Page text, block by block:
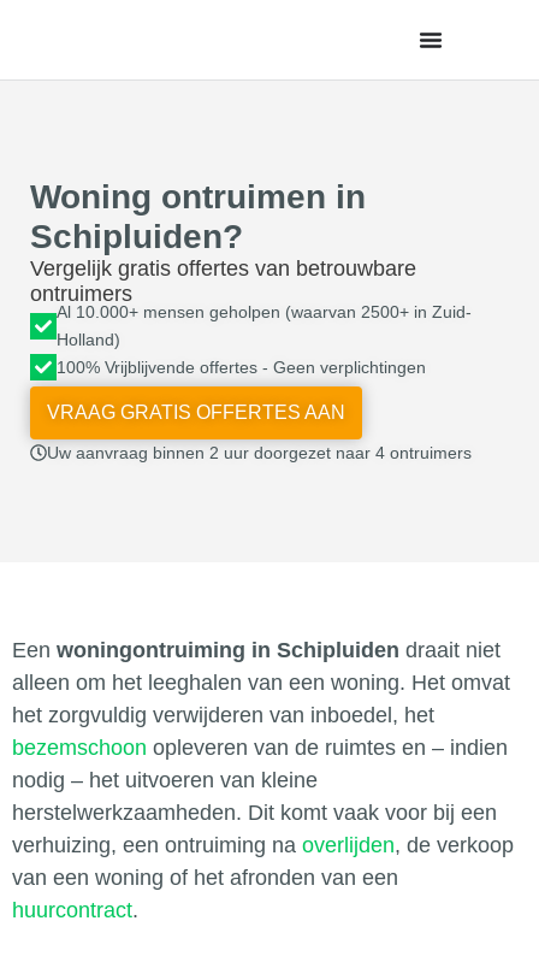
Woning ontruimen in
Schipluiden?
Vergelijk gratis offertes van betrouwbare
ontruimers
Al 10.000+ mensen geholpen (waarvan 2500+ in Zuid-
Holland)
100% Vrijblijvende offertes - Geen verplichtingen
VRAAG GRATIS OFFERTES AAN
Uw aanvraag binnen 2 uur doorgezet naar 4 ontruimers
Een woningontruiming in Schipluiden draait niet
alleen om het leeghalen van een woning. Het omvat
het zorgvuldig verwijderen van inboedel, het
bezemschoon opleveren van de ruimtes en – indien
nodig – het uitvoeren van kleine
herstelwerkzaamheden. Dit komt vaak voor bij een
verhuizing, een ontruiming na overlijden, de verkoop
van een woning of het afronden van een
huurcontract.